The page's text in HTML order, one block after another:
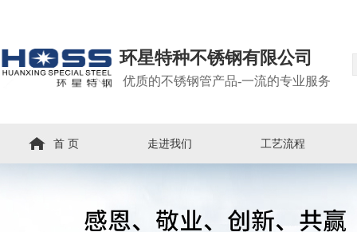
环星特种不锈钢有限公司
优质的不锈钢管产品-一流的专业服务
首 页 走进我们 工艺流程